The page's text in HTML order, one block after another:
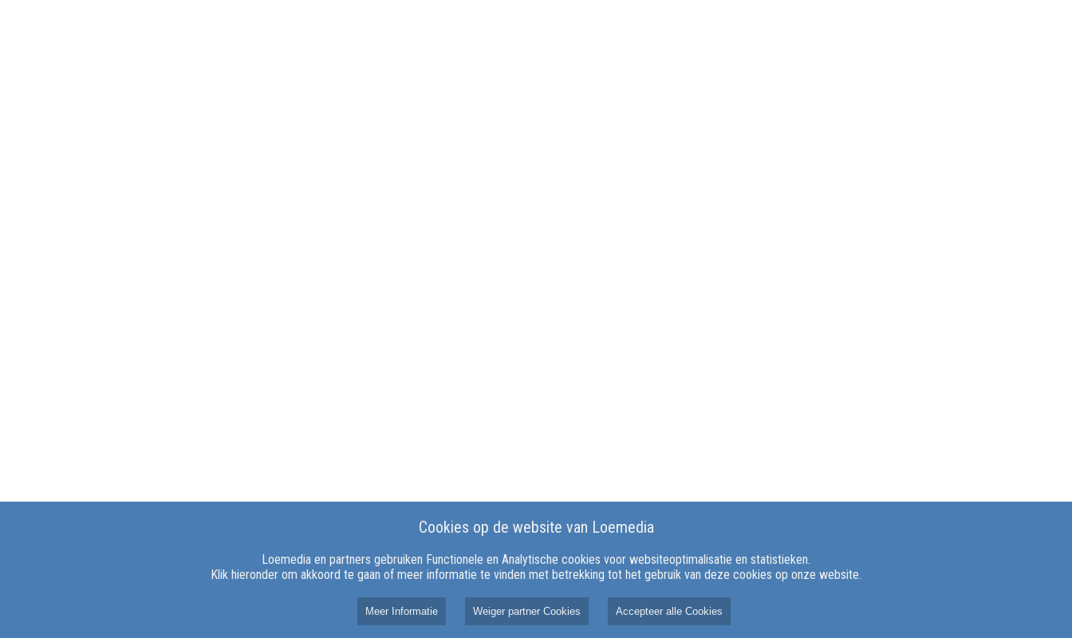
Cookies op de website van Loemedia
Loemedia en partners gebruiken Functionele en Analytische cookies voor websiteoptimalisatie en statistieken.
Klik hieronder om akkoord te gaan of meer informatie te vinden met betrekking tot het gebruik van deze cookies op onze website.
Meer Informatie Weiger partner Cookies Accepteer alle Cookies